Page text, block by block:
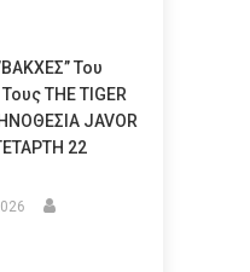
Του
THE TIGER
JAVOR
22